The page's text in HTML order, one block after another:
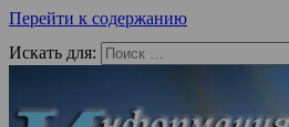
Перейти к содержанию
Искать для: